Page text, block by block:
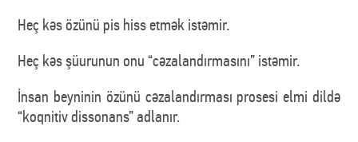
Heç kəs özünü pis hiss etmək istəmir.
Heç kəs şüurunun onu “cəzalandırmasını” istəmir.
İnsan beyninin özünü cəzalandırması prosesi elmi dildə
“koqnitiv dissonans” adlanır.